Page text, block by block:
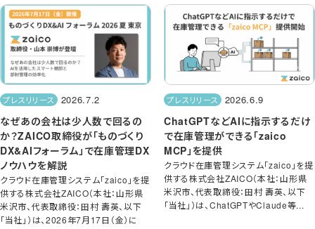
プレスリリース 2026.7.2
なぜあの会社は少人数で回るの
か？ZAICO取締役が「ものづくり
DX&AIフォーラム」で在庫管理DX
ノウハウを解説
クラウド在庫管理システム「zaico」を提
供する株式会社ZAICO（本社：山形県
米沢市、代表取締役：田村 壽英、以下
「当社」）は、2026年7月17日（金）に
プレスリリース 2026.6.9
ChatGPTなどAIに指示するだけ
で在庫管理ができる「zaico
MCP」を提供
クラウド在庫管理システム「zaico」を提
供する株式会社ZAICO（本社：山形県
米沢市、代表取締役：田村 壽英、以下
「当社」）は、ChatGPTやClaude等...